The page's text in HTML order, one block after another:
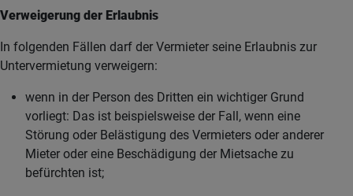
Verweigerung der Erlaubnis
In folgenden Fällen darf der Vermieter seine Erlaubnis zur
Untervermietung verweigern:
wenn in der Person des Dritten ein wichtiger Grund
vorliegt: Das ist beispielsweise der Fall, wenn eine
Störung oder Belästigung des Vermieters oder anderer
Mieter oder eine Beschädigung der Mietsache zu
befürchten ist;